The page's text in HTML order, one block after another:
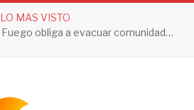
LO MAS VISTO
Erupción del Volcán de Fuego obliga a evacuar comunidades y mantiene en alerta a Guatemala